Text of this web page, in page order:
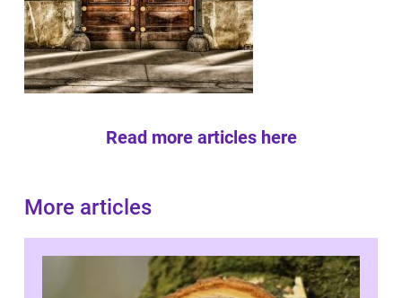
Read more articles here
More articles